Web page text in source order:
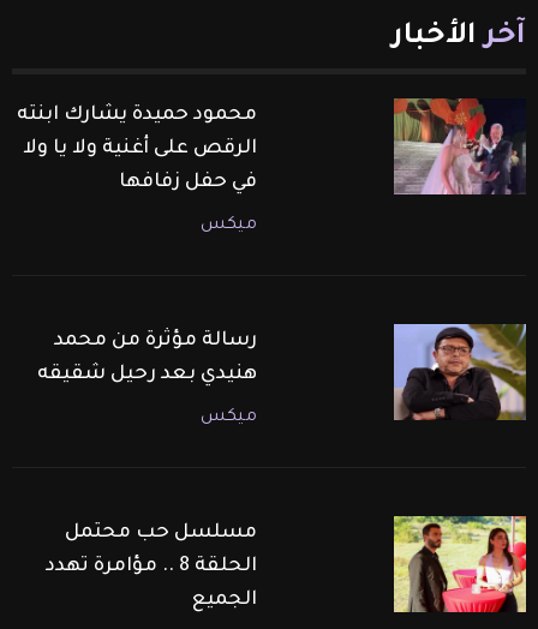
آخر الأخبار
محمود حميدة يشارك ابنته
الرقص على أغنية ولا يا ولا
في حفل زفافها
ميكس
رسالة مؤثرة من محمد
هنيدي بعد رحيل شقيقه
ميكس
مسلسل حب محتمل
الحلقة 8 .. مؤامرة تهدد
الجميع